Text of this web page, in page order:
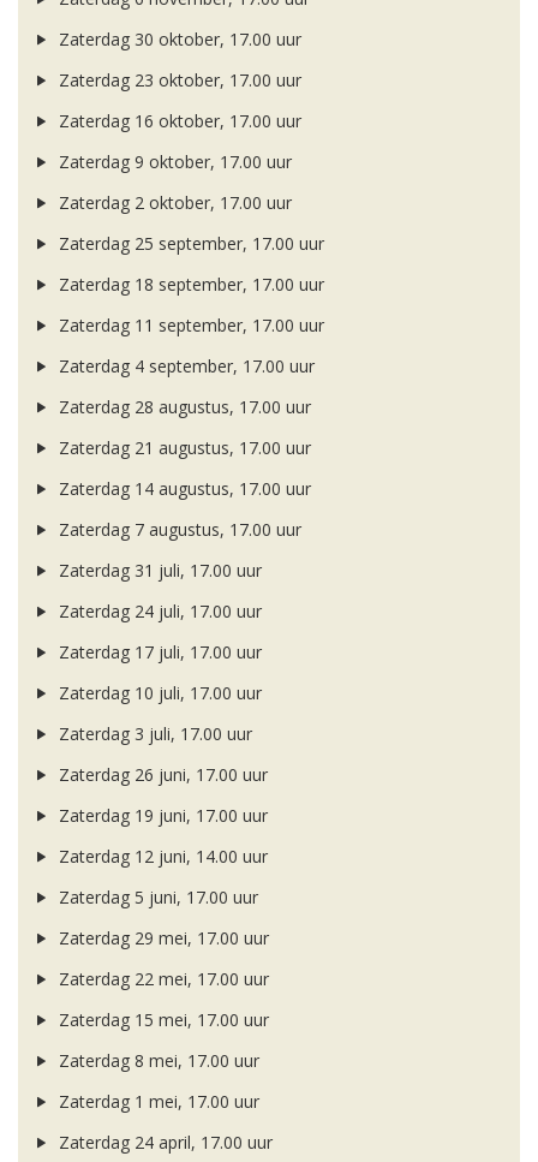
Zaterdag 30 oktober, 17.00 uur
Zaterdag 23 oktober, 17.00 uur
Zaterdag 16 oktober, 17.00 uur
Zaterdag 9 oktober, 17.00 uur
Zaterdag 2 oktober, 17.00 uur
Zaterdag 25 september, 17.00 uur
Zaterdag 18 september, 17.00 uur
Zaterdag 11 september, 17.00 uur
Zaterdag 4 september, 17.00 uur
Zaterdag 28 augustus, 17.00 uur
Zaterdag 21 augustus, 17.00 uur
Zaterdag 14 augustus, 17.00 uur
Zaterdag 7 augustus, 17.00 uur
Zaterdag 31 juli, 17.00 uur
Zaterdag 24 juli, 17.00 uur
Zaterdag 17 juli, 17.00 uur
Zaterdag 10 juli, 17.00 uur
Zaterdag 3 juli, 17.00 uur
Zaterdag 26 juni, 17.00 uur
Zaterdag 19 juni, 17.00 uur
Zaterdag 12 juni, 14.00 uur
Zaterdag 5 juni, 17.00 uur
Zaterdag 29 mei, 17.00 uur
Zaterdag 22 mei, 17.00 uur
Zaterdag 15 mei, 17.00 uur
Zaterdag 8 mei, 17.00 uur
Zaterdag 1 mei, 17.00 uur
Zaterdag 24 april, 17.00 uur